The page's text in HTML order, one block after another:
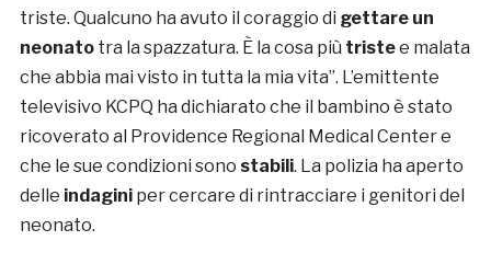
triste. Qualcuno ha avuto il coraggio di gettare un
neonato tra la spazzatura. È la cosa più tristee malata
che abbia mai visto in tutta la mia vita”. L’emittente
televisivo KCPQ ha dichiarato che il bambino è stato
ricoverato al Providence Regional Medical Center e
che le sue condizioni sono stabili. La polizia ha aperto
delle indaginiper cercare di rintracciare i genitori del
neonato.